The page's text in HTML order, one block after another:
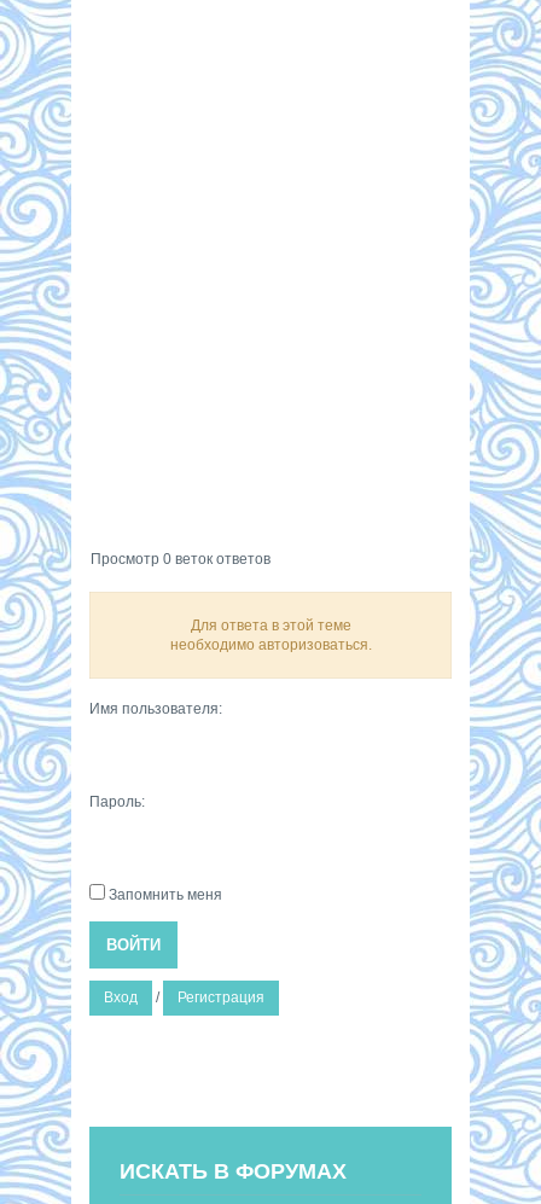
Просмотр 0 веток ответов
Для ответа в этой теме
необходимо авторизоваться.
Имя пользователя:
Пароль:
Запомнить меня
ВОЙТИ
Вход / Регистрация
ИСКАТЬ В ФОРУМАХ